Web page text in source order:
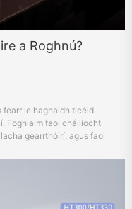
a Roghnú?
fearr le haghaidh ticéid
Foghlaim faoi cháilíocht
gearrthóirí, agus faoi